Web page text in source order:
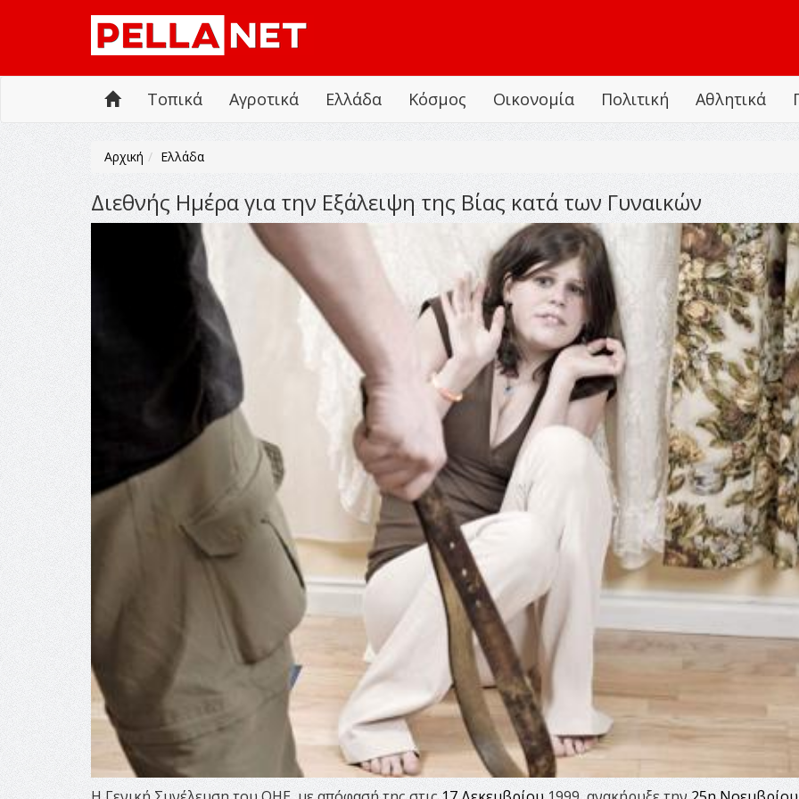
Τοπικά Αγροτικά Ελλάδα Κόσμος Οικονομία Πολιτική Αθλητικά
Αρχική Ελλάδα
Διεθνής Ημέρα για την Εξάλειψη της Βίας κατά των Γυναικών